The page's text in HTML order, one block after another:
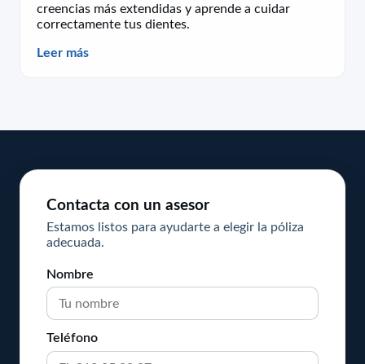
creencias más extendidas y aprende a cuidar
correctamente tus dientes.
Leer más
Contacta con un asesor
Estamos listos para ayudarte a elegir la póliza
adecuada.
Nombre
Teléfono